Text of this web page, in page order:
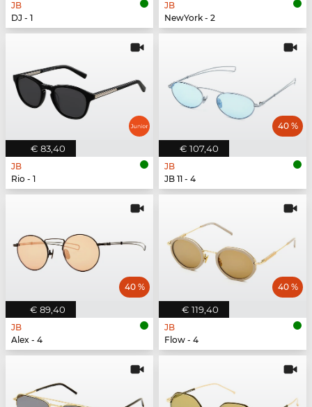
JB
DJ - 1
JB
NewYork - 2
€ 83,40
JB
Rio - 1
€ 107,40
40 %
JB
JB 11 - 4
€ 89,40
40 %
JB
Alex - 4
€ 119,40
40 %
JB
Flow - 4